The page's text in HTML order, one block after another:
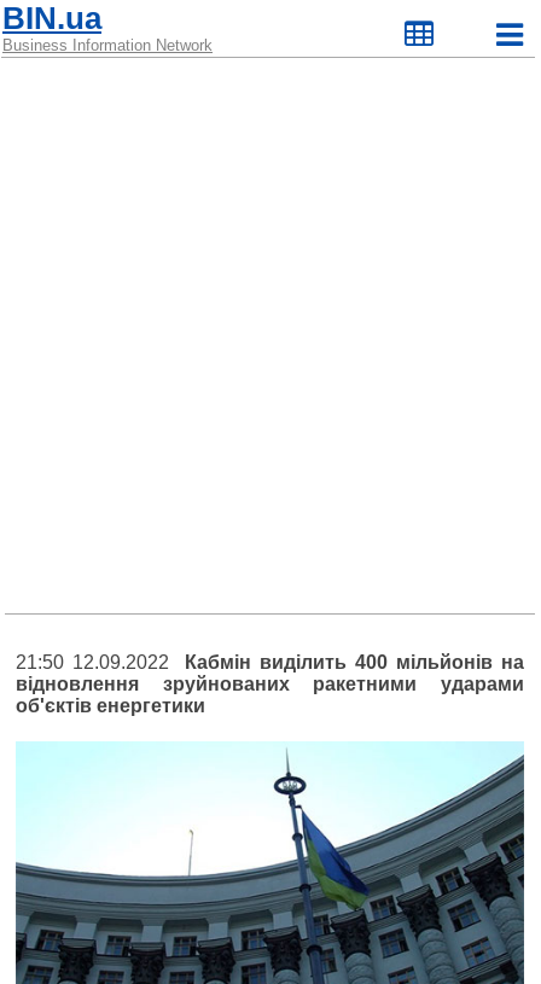
BIN.ua
Business Information Network
21:50 12.09.2022
Кабмін виділить 400 мільйонів на
відновлення зруйнованих ракетними ударами
об'єктів енергетики